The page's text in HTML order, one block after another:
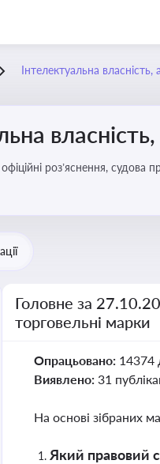
Інтелектуальна
роз’яснення, судова
з порушеннями прав
Головне за
торговельні марки
Опрацьовано: 14374
Виявлено: 31
На основі зібраних
Який правовий